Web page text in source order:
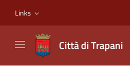
Links
Città di Trapani